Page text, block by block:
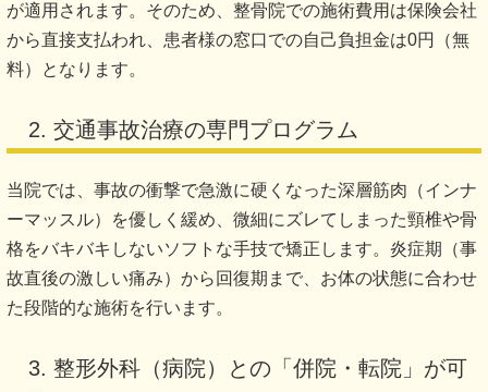
が適用されます。そのため、整骨院での施術費用は保険会社
から直接支払われ、患者様の窓口での自己負担金は0円（無
料）となります。
2. 交通事故治療の専門プログラム
当院では、事故の衝撃で急激に硬くなった深層筋肉（インナ
ーマッスル）を優しく緩め、微細にズレてしまった頸椎や骨
格をバキバキしないソフトな手技で矯正します。炎症期（事
故直後の激しい痛み）から回復期まで、お体の状態に合わせ
た段階的な施術を行います。
3. 整形外科（病院）との「併院・転院」が可